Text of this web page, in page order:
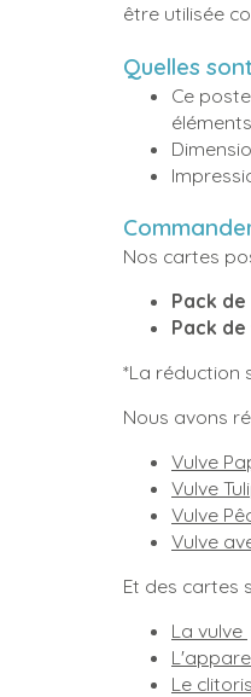
être utilisée
Quelles
Ce
Nos cartes
Pack
Pack
*La réduction
Nous avons
Vulve
Vulve
Vulve
Vulve
Et des cartes
La vulve
Le